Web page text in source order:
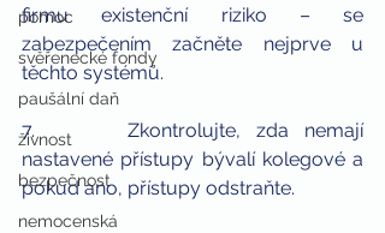
pomoc
svěřenecké fondy
paušální daň
živnost
bezpečnost
nemocenská
firmu existenční riziko – se
zabezpečením začněte nejprve u
těchto systémů.
7.      Zkontrolujte, zda nemají
nastavené přístupy bývalí kolegové a
pokud ano, přístupy odstraňte.